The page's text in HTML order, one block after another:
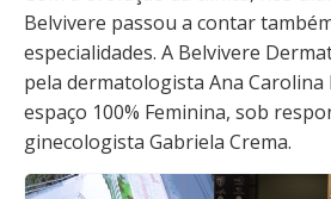
Belvivere passou a contar
especialidades. A Belvivere
pela dermatologista Ana Carolina
espaço 100% Feminina, sob
ginecologista Gabriela Crema.